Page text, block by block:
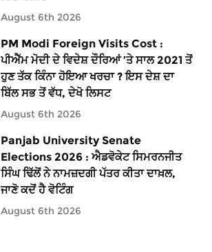
August 6th 2026
PM Modi Foreign Visits Cost :
ਪੀਐੱਮ ਮੋਦੀ ਦੇ ਵਿਦੇਸ਼ ਦੌਰਿਆਂ ’ਤੇ ਸਾਲ 2021 ਤੋਂ
ਹੁਣ ਤੱਕ ਕਿੰਨਾ ਹੋਇਆ ਖਰਚਾ ? ਇਸ ਦੇਸ਼ ਦਾ
ਬਿੱਲ ਸਭ ਤੋਂ ਵੱਧ, ਦੇਖੋ ਲਿਸਟ
August 6th 2026
Panjab University Senate
Elections 2026 : ਐਡਵੋਕੇਟ ਸਿਮਰਨਜੀਤ
ਸਿੰਘ ਢਿੱਲੋਂ ਨੇ ਨਾਮਜ਼ਦਗੀ ਪੱਤਰ ਕੀਤਾ ਦਾਖ਼ਲ,
ਜਾਣੋ ਕਦੋਂ ਹੈ ਵੋਟਿੰਗ
August 6th 2026